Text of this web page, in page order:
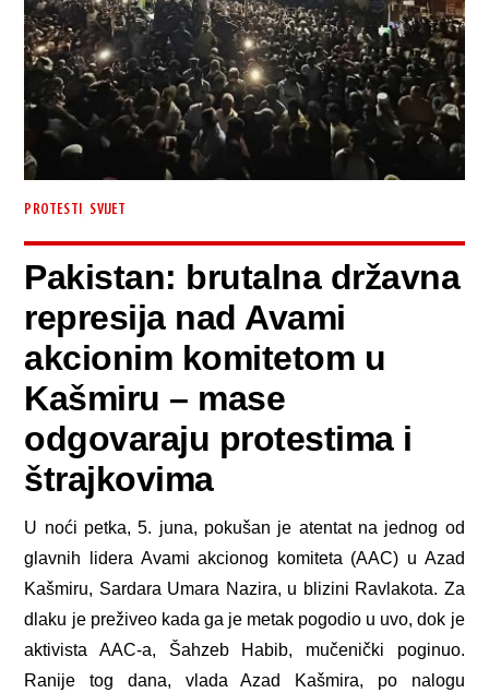
PROTESTI SVIJET
Pakistan: brutalna državna
represija nad Avami
akcionim komitetom u
Kašmiru – mase
odgovaraju protestima i
štrajkovima
U noći petka, 5. juna, pokušan je atentat na jednog od
glavnih lidera Avami akcionog komiteta (AAC) u Azad
Kašmiru, Sardara Umara Nazira, u blizini Ravlakota. Za
dlaku je preživeo kada ga je metak pogodio u uvo, dok je
aktivista AAC-a, Šahzeb Habib, mučenički poginuo.
Ranije tog dana, vlada Azad Kašmira, po nalogu